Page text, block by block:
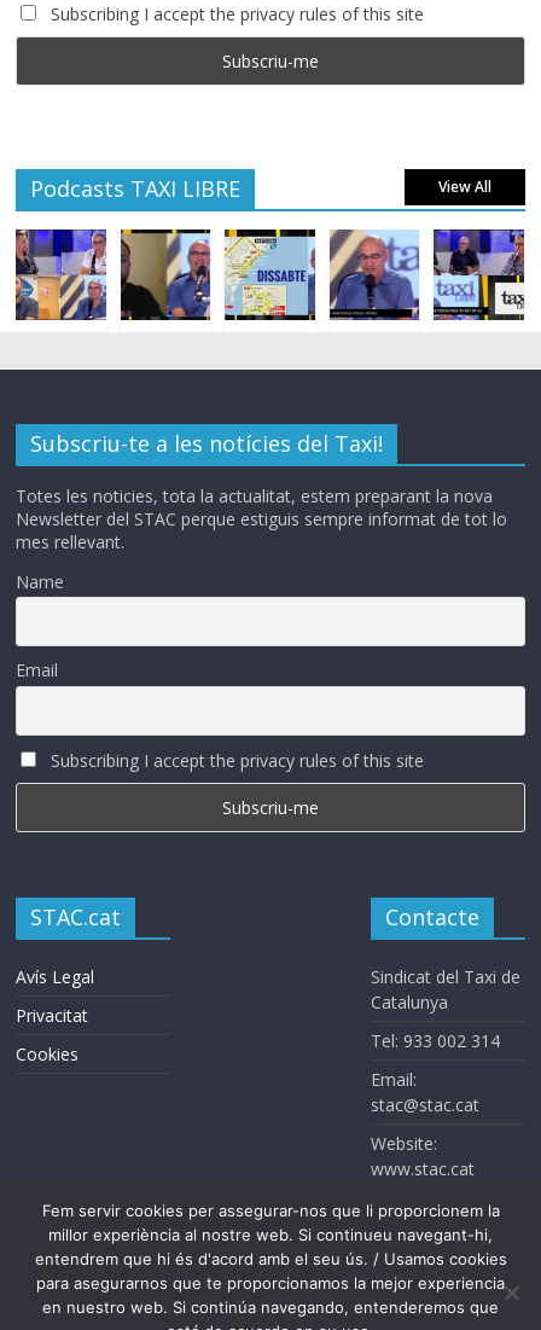
Subscribing I accept the privacy rules of this site
Podcasts TAXI LIBRE View All
Subscriu-te a les notícies del Taxi!
Totes les noticies, tota la actualitat, estem preparant la nova
Newsletter del STAC perque estiguis sempre informat de tot lo
mes rellevant.
Name
Email
Subscribing I accept the privacy rules of this site
STAC.cat
Avís Legal
Privacitat
Cookies
Contacte
Sindicat del Taxi de
Catalunya
Tel: 933 002 314
Email:
stac@stac.cat
Website:
www.stac.cat
Fem servir cookies per assegurar-nos que li proporcionem la
millor experiència al nostre web. Si continueu navegant-hi,
entendrem que hi és d'acord amb el seu ús. / Usamos cookies
para asegurarnos que te proporcionamos la mejor experiencia
en nuestro web. Si continúa navegando, entenderemos que